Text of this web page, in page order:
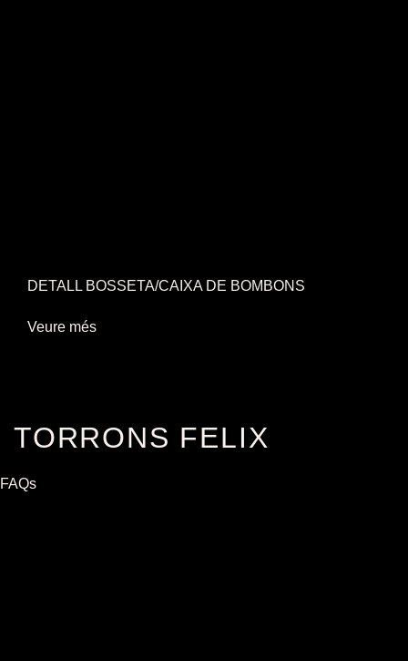
DETALL BOSSETA/CAIXA DE BOMBONS
Veure més
TORRONS FELIX
FAQs